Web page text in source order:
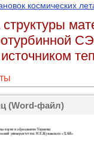
космических
(Word-файл)